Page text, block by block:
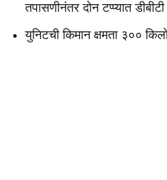
तपासणीनंतर दोन टप्प्यात
युनिटची किमान क्षमता ३००